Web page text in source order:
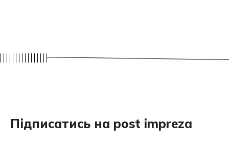
Підписатись на post impreza